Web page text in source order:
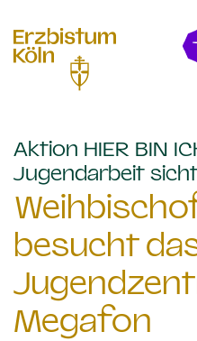
Aktion HIER BIN
Jugendarbeit
besucht
Megafon